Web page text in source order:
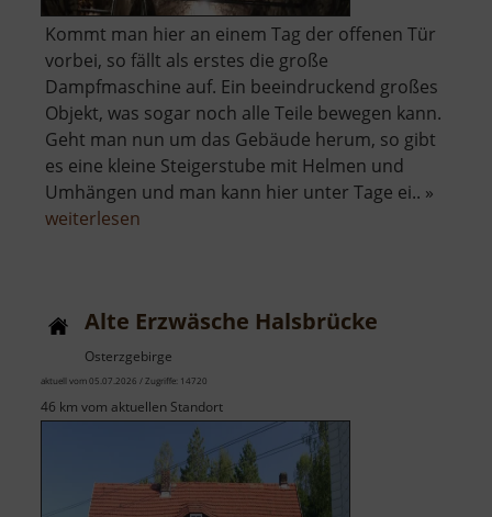
Kommt man hier an einem Tag der offenen Tür
vorbei, so fällt als erstes die große
Dampfmaschine auf. Ein beeindruckend großes
Objekt, was sogar noch alle Teile bewegen kann.
Geht man nun um das Gebäude herum, so gibt
es eine kleine Steigerstube mit Helmen und
Umhängen und man kann hier unter Tage ei.. »
weiterlesen
Alte Erzwäsche Halsbrücke
Osterzgebirge
aktuell vom 05.07.2026 / Zugriffe: 14720
46 km vom aktuellen Standort